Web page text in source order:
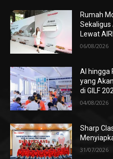
Rumah
Sekaligus
Lewat
06/08/2026
AI hingga
yang
di GILF
04/08/2026
Sharp
31/07/2026